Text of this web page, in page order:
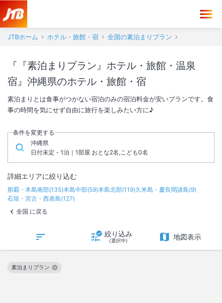
JTBホーム ホテル・旅館・宿 全国の素泊まりプラン
『『素泊まりプラン』ホテル・旅館・温泉
宿』沖縄県のホテル・旅館・宿
素泊まりとは食事がつかない宿泊のみの宿泊料金が安いプランです。食
事の時間を気にせず自由に旅行を楽しみたい方に♪
条件を変更する
沖縄県
日付未定 - 1泊｜1部屋 おとな2名,こども0名
詳細エリアに絞り込む
那覇・本島南部(135)本島中部(59)本島北部(119)久米島・慶良間諸島(9)
石垣・宮古・西表島(127)
全国 に戻る
絞り込み
(選択中) 地図表示
素泊まりプラン
この絞り込み条件を解除